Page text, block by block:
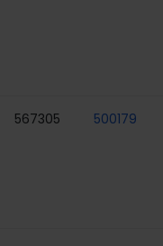
567305 500179